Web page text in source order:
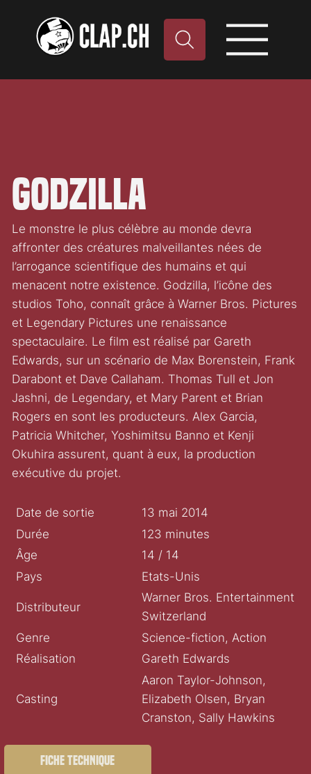
Godzilla
Le monstre le plus célèbre au monde devra
affronter des créatures malveillantes nées de
l’arrogance scientifique des humains et qui
menacent notre existence. Godzilla, l’icône des
studios Toho, connaît grâce à Warner Bros. Pictures
et Legendary Pictures une renaissance
spectaculaire. Le film est réalisé par Gareth
Edwards, sur un scénario de Max Borenstein, Frank
Darabont et Dave Callaham. Thomas Tull et Jon
Jashni, de Legendary, et Mary Parent et Brian
Rogers en sont les producteurs. Alex Garcia,
Patricia Whitcher, Yoshimitsu Banno et Kenji
Okuhira assurent, quant à eux, la production
exécutive du projet.
Date de sortie
13 mai 2014
Durée
123 minutes
Âge
14 / 14
Pays
Etats-Unis
Distributeur
Warner Bros. Entertainment
Switzerland
Genre
Science-fiction, Action
Réalisation
Gareth Edwards
Casting
Aaron Taylor-Johnson,
Elizabeth Olsen, Bryan
Cranston, Sally Hawkins
Fiche technique